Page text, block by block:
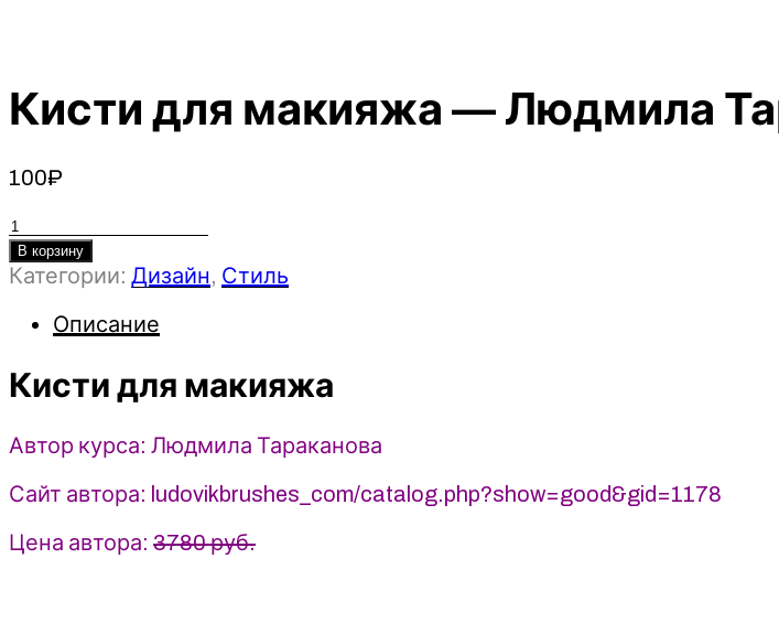
Кисти для макияжа — Людмила
100₽
Количество
товара
Кисти
макияжа
Людмила
Тараканова
(2020)
В корзину
Категории: Дизайн, Стиль
Описание
Кисти для макияжа
Автор курса: Людмила Тараканова
Сайт автора: ludovikbrushes_com/catalog.php?show=good&gid=1178
Цена автора: 3780 руб.